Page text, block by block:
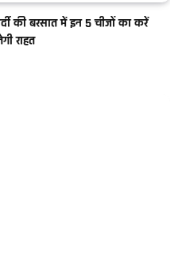
की बरसात में इन 5 चीजों का करें
राहत